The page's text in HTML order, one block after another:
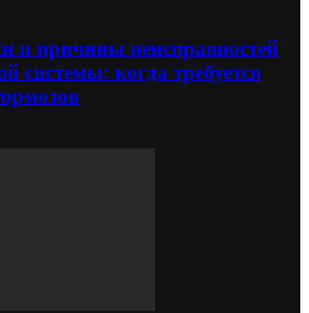
и причины неисправностей
системы: когда требуется